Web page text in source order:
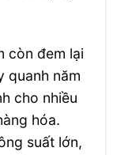
còn đem lại
quanh năm
cho nhiều
hóa.
suất lớn,